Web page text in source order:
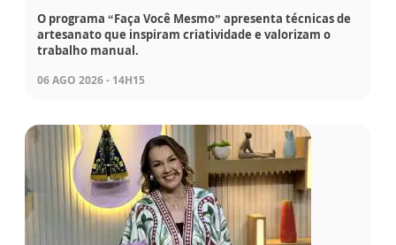
O programa “Faça Você Mesmo” apresenta técnicas de
artesanato que inspiram criatividade e valorizam o
trabalho manual.
06 AGO 2026 - 14H15